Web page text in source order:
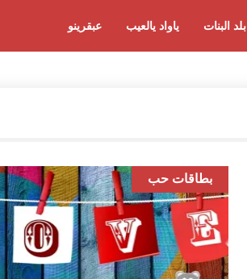
عبقرينو ياواد يالعيب بلد البنات
بطاقات حب